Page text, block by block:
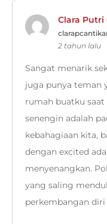
Clara Putri
2 tahun lalu
Sangat menarik
juga punya teman
rumah buatku
senengin adalah
kebahagiaan kita,
dengan excited
menyenangkan.
yang saling
perkembangan